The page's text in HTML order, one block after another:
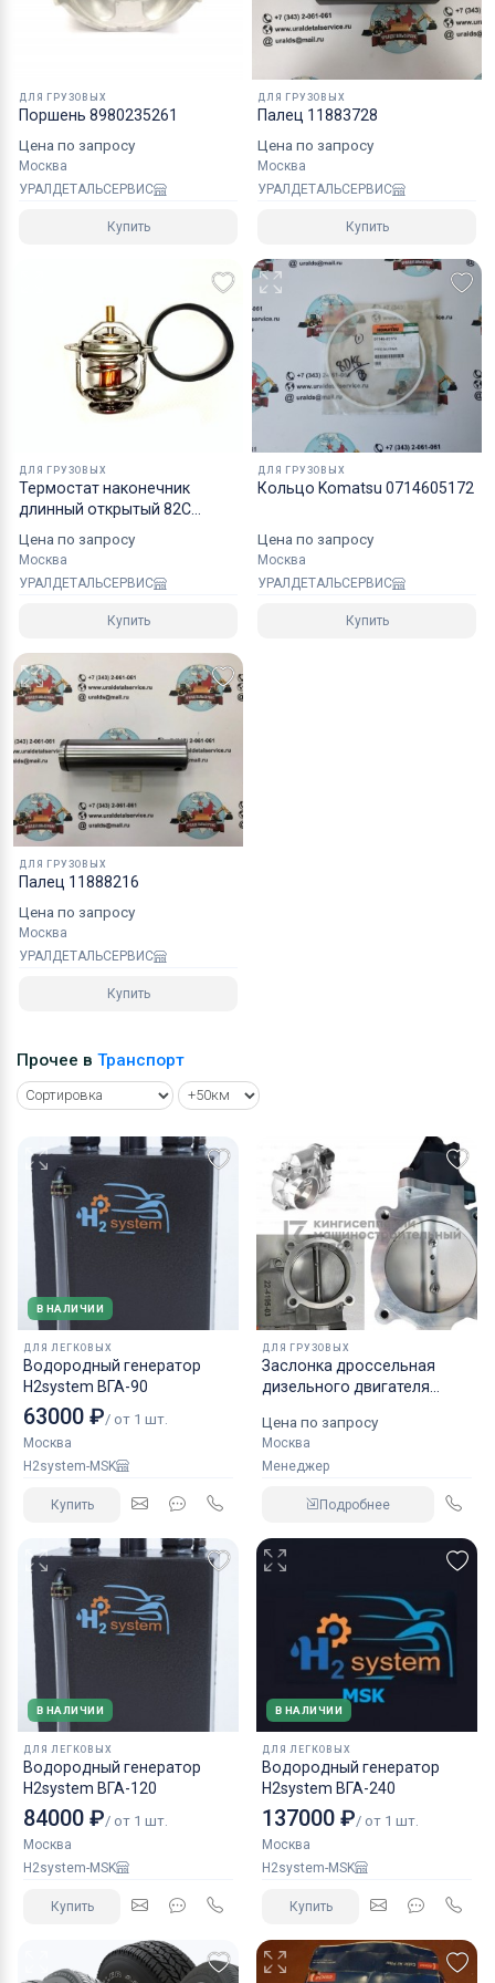
надежным уровнем защиты.
Специалисты компании готовы взять на себя все
перевозке вашего заказа в любой регион РФ, в
страны СНГ, Азии и ЕС.
ДЛЯ ГРУЗОВЫХ
Поршень 8980235261
Цена по запросу
Москва
УРАЛДЕТАЛЬСЕРВИС
Купить
ДЛЯ ГРУЗОВЫХ
Палец 11883728
Цена по запросу
Москва
УРАЛДЕТАЛЬСЕРВИС
Купить
ДЛЯ ГРУЗОВЫХ
Термостат наконечник
длинный открытый 82С
Цена по запросу
Москва
УРАЛДЕТАЛЬСЕРВИС
Купить
ДЛЯ ГРУЗОВЫХ
Кольцо Komatsu 0714605172
Цена по запросу
Москва
УРАЛДЕТАЛЬСЕРВИС
Купить
ДЛЯ ГРУЗОВЫХ
Палец 11888216
Цена по запросу
Москва
УРАЛДЕТАЛЬСЕРВИС
Купить
Прочее в Транспорт
В НАЛИЧИИ
ДЛЯ ЛЕГКОВЫХ
Водородный генератор
H2system ВГА-90
63000 ₽/ от 1 шт.
Москва
H2system-MSK
Купить
ДЛЯ ГРУЗОВЫХ
Заслонка дроссельная
дизельного двигателя
Цена по запросу
Москва
Менеджер
Подробнее
В НАЛИЧИИ
ДЛЯ ЛЕГКОВЫХ
Водородный генератор
H2system ВГА-120
84000 ₽/ от 1 шт.
Москва
H2system-MSK
Купить
В НАЛИЧИИ
ДЛЯ ЛЕГКОВЫХ
Водородный генератор
H2system ВГА-240
137000 ₽/ от 1 шт.
Москва
H2system-MSK
Купить